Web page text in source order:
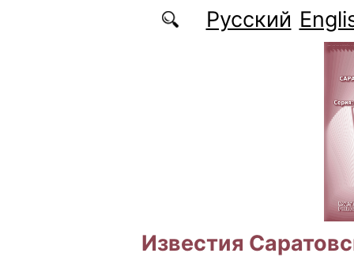
Перейти к основному содержаниюРусский
Известия